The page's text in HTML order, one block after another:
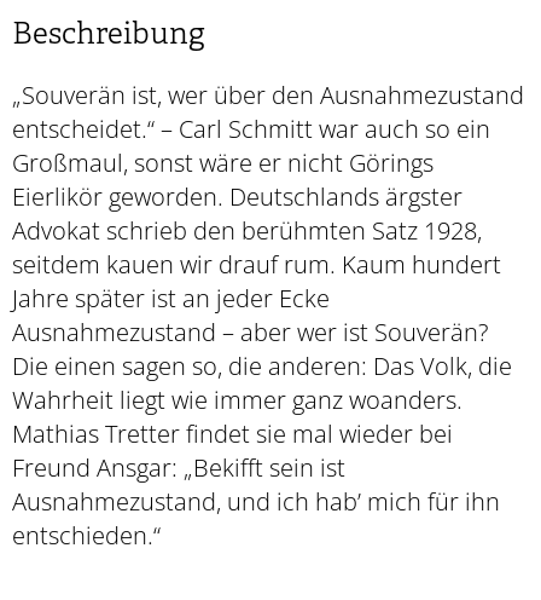
Beschreibung
„Souverän ist, wer über den Ausnahmezustand
entscheidet.“ – Carl Schmitt war auch so ein
Großmaul, sonst wäre er nicht Görings
Eierlikör geworden. Deutschlands ärgster
Advokat schrieb den berühmten Satz 1928,
seitdem kauen wir drauf rum. Kaum hundert
Jahre später ist an jeder Ecke
Ausnahmezustand – aber wer ist Souverän?
Die einen sagen so, die anderen: Das Volk, die
Wahrheit liegt wie immer ganz woanders.
Mathias Tretter findet sie mal wieder bei
Freund Ansgar: „Bekifft sein ist
Ausnahmezustand, und ich hab’ mich für ihn
entschieden.“